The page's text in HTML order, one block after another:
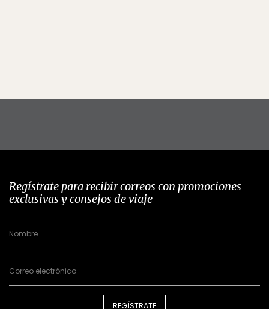
Regístrate para recibir correos con promociones
exclusivas y consejos de viaje
REGÍSTRATE